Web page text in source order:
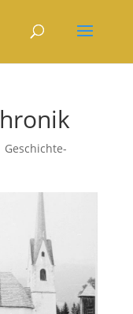
Geschichte-